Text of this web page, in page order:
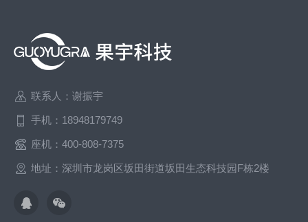
联系人：谢振宇
手机：18948179749
座机：400-808-7375
地址：深圳市龙岗区坂田街道坂田生态科技园F栋2楼